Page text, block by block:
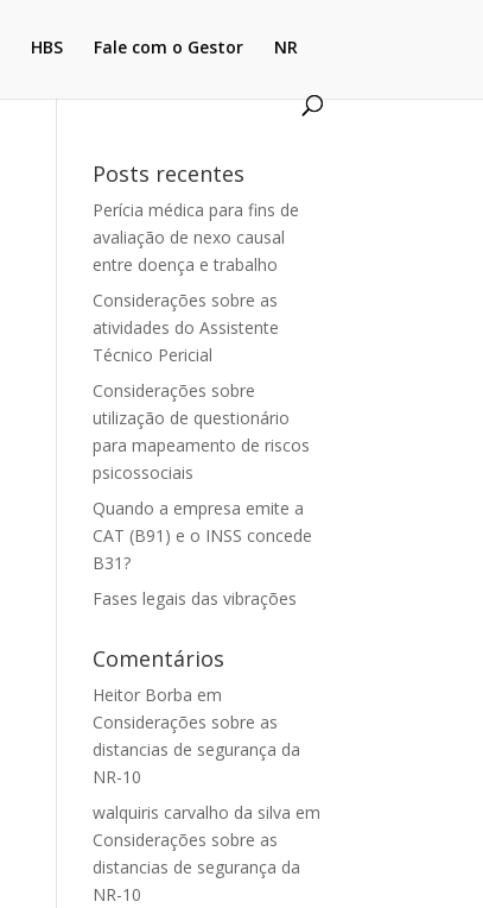
HBS Fale com o Gestor NR
Posts recentes
Perícia médica para fins de
avaliação de nexo causal
entre doença e trabalho
Considerações sobre as
atividades do Assistente
Técnico Pericial
Considerações sobre
utilização de questionário
para mapeamento de riscos
psicossociais
Quando a empresa emite a
CAT (B91) e o INSS concede
B31?
Fases legais das vibrações
Comentários
Heitor Borba em
Considerações sobre as
distancias de segurança da
NR-10
walquiris carvalho da silva em
Considerações sobre as
distancias de segurança da
NR-10